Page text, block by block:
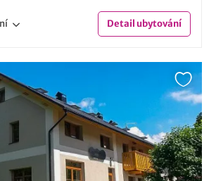
Detailubytování